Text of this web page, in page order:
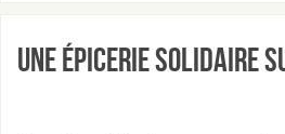
Une épicerie solidaire